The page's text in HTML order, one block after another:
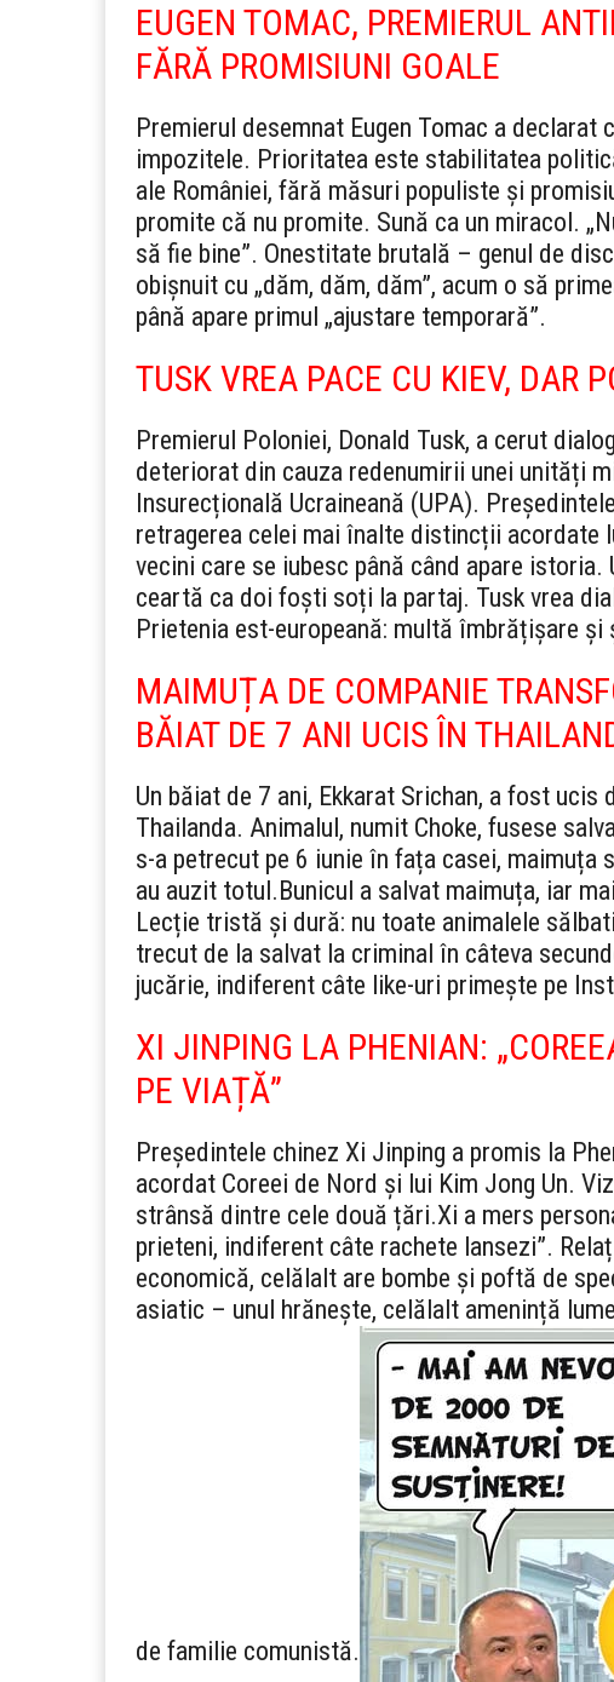
EUGEN TOMAC, PREMIERUL
FĂRĂ PROMISIUNI GOALE
Premierul desemnat Eugen Tomac a declarat
impozitele. Prioritatea este stabilitatea
ale României, fără măsuri populiste și
promite că nu promite. Sună ca un miracol.
să fie bine”. Onestitate brutală – genul de
obișnuit cu „dăm, dăm, dăm”, acum o să
până apare primul „ajustare temporară”.
TUSK VREA PACE CU KIEV, DAR
Premierul Poloniei, Donald Tusk, a cerut
deteriorat din cauza redenumirii unei unități
Insurecțională Ucraineană (UPA).
retragerea celei mai înalte distincții acordate
vecini care se iubesc până când apare
ceartă ca doi foști soți la partaj. Tusk vrea
Prietenia est-europeană: multă îmbrățișare
MAIMUȚA DE COMPANIE
BĂIAT DE 7 ANI UCIS ÎN
Un băiat de 7 ani, Ekkarat Srichan, a fost
Thailanda. Animalul, numit Choke, fusese
s-a petrecut pe 6 iunie în fața casei,
au auzit totul.Bunicul a salvat maimuța, iar
Lecție tristă și dură: nu toate animalele
trecut de la salvat la criminal în câteva
jucărie, indiferent câte like-uri primește pe
XI JINPING LA PHENIAN:
PE VIAȚĂ”
Președintele chinez Xi Jinping a promis la
acordat Coreei de Nord și lui Kim Jong Un.
strânsă dintre cele două țări.Xi a mers
prieteni, indiferent câte rachete lansezi”.
economică, celălalt are bombe și poftă de
asiatic – unul hrănește, celălalt amenință
de familie comunistă.